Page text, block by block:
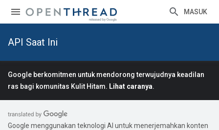
MASUK
API Saat Ini
Google berkomitmen untuk mendorong terwujudnya keadilan
ras bagi komunitas Kulit Hitam. Lihat caranya.
Google menggunakan teknologi AI untuk menerjemahkan konten